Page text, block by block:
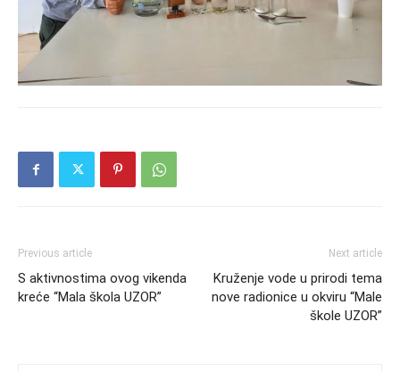
Previous article
S aktivnostima ovog vikenda
kreće “Mala škola UZOR”
Next article
Kruženje vode u prirodi tema
nove radionice u okviru “Male
škole UZOR”